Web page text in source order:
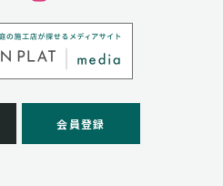
務の委託
により良いサービスを提供す
に委託しており、業務委託先
の利用目的の通知、開示、訂
会員登録